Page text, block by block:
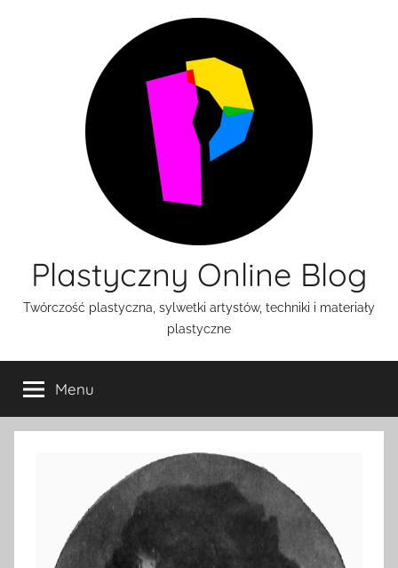
Plastyczny Online Blog
Twórczość plastyczna, sylwetki artystów, techniki i materiały
plastyczne
Menu